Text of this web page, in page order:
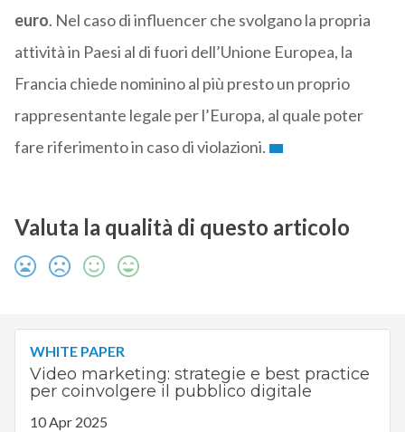
euro. Nel caso di influencer che svolgano la propria
attività in Paesi al di fuori dell’Unione Europea, la
Francia chiede nominino al più presto un proprio
rappresentante legale per l’Europa, al quale poter
fare riferimento in caso di violazioni.
Valuta la qualità di questo articolo
WHITE PAPER
Video marketing: strategie e best practice
per coinvolgere il pubblico digitale
10 Apr 2025